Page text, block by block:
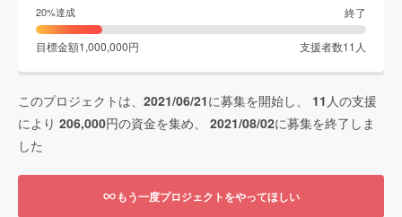
20%達成 終了
目標金額1,000,000円 支援者数11 人
このプロジェクトは、 2021/06/21に募集を開始し、 11 人の支援
により 206,000円の資金を集め、 2021/08/02に募集を終了しま
した
もう一度プロジェクトをやってほしい